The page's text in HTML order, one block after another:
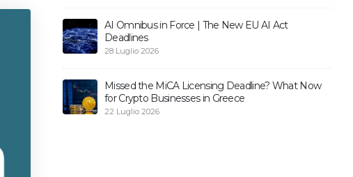
AI Omnibus in Force | The New EU AI Act
Deadlines
28 Luglio 2026
Missed the MiCA Licensing Deadline? What Now
for Crypto Businesses in Greece
22 Luglio 2026